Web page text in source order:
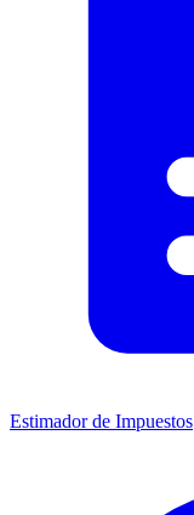
Estimador de Impuestos